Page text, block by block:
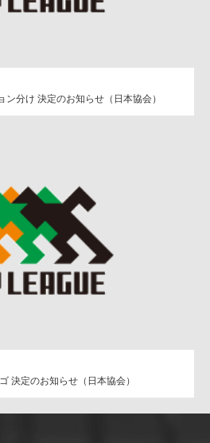
分け 決定のお知らせ（日本協会）
決定のお知らせ（日本協会）